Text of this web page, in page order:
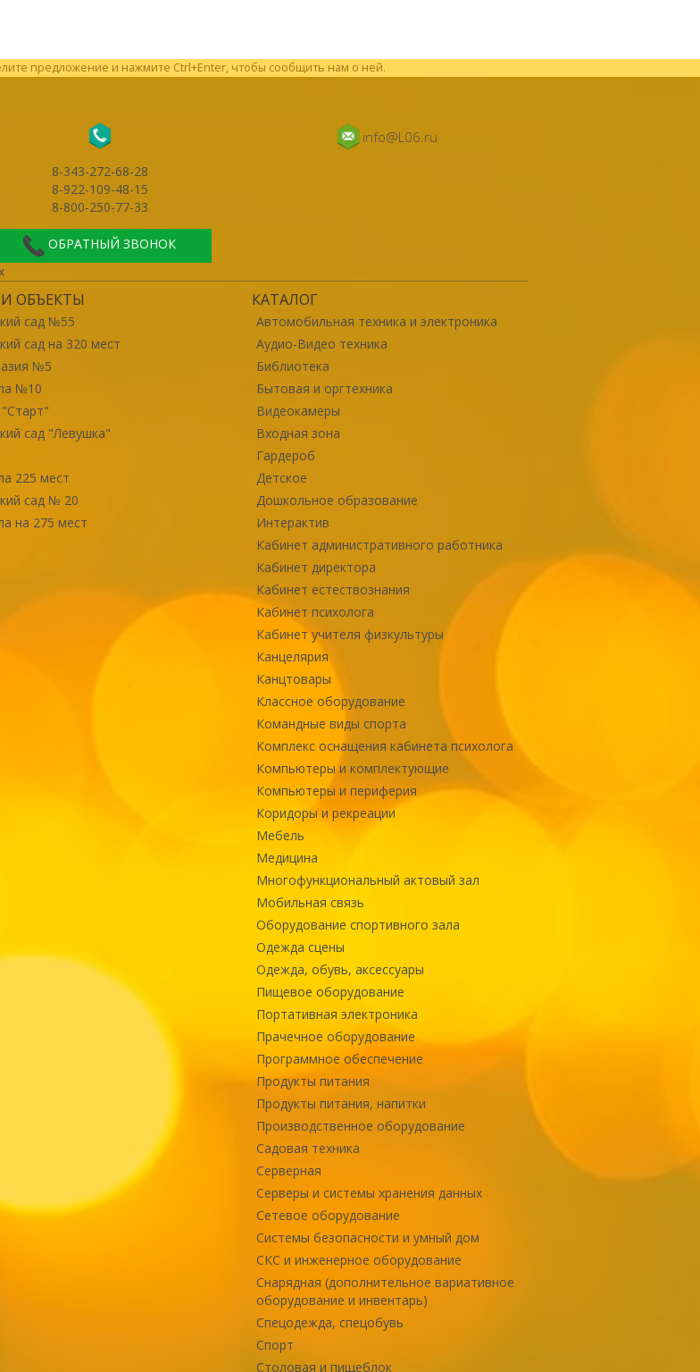
предложение и нажмите Ctrl+Enter, чтобы сообщить нам о ней.
8-343-272-68-28
8-922-109-48-15
8-800-250-77-33
ОБРАТНЫЙ ЗВОНОК
info@L06.ru
ОБЪЕКТЫ
сад №55
сад на 320 мест
№5
№10
сад "Левушка"
225 мест
сад № 20
на 275 мест
КАТАЛОГ
Автомобильная техника и электроника
Аудио-Видео техника
Библиотека
Бытовая и оргтехника
Видеокамеры
Входная зона
Гардероб
Детское
Дошкольное образование
Интерактив
Кабинет административного работника
Кабинет директора
Кабинет естествознания
Кабинет психолога
Кабинет учителя физкультуры
Канцелярия
Канцтовары
Классное оборудование
Командные виды спорта
Комплекс оснащения кабинета психолога
Компьютеры и комплектующие
Компьютеры и периферия
Коридоры и рекреации
Мебель
Медицина
Многофункциональный актовый зал
Мобильная связь
Оборудование спортивного зала
Одежда сцены
Одежда, обувь, аксессуары
Пищевое оборудование
Портативная электроника
Прачечное оборудование
Программное обеспечение
Продукты питания
Продукты питания, напитки
Производственное оборудование
Садовая техника
Серверная
Серверы и системы хранения данных
Сетевое оборудование
Системы безопасности и умный дом
СКС и инженерное оборудование
Снарядная (дополнительное вариативное
оборудование и инвентарь)
Спецодежда, спецобувь
Спорт
Столовая и пищеблок